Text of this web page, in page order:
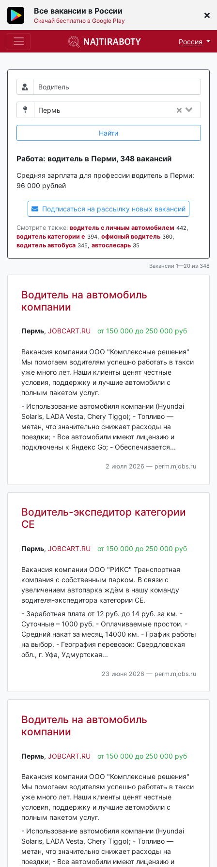
Все вакансии в России
Скачай бесплатно в Google Play
Россия
Пермь
Найти
Работа: водитель в Перми, 348 вакансий
Средняя зарплата для профессии водитель в Перми:
96 000 рублей
Подписаться на рассылку новых вакансий
Смотрите также: водитель с личным автомобилем 442,
водитель категории е 394, офисный водитель 360,
водитель автобуса 345, автослесарь 35
Вакансии 1—20 из 348
Водитель на автомобиль
компании
Пермь‎, JOBCART.RU от 150 000 до 250 000 руб
Вакансия компании ООО "Комплексные решения"
Мы помогаем водителям успешно работать в такси
уже много лет. Наши клиенты ценят честные
условия, поддержку и лучшие автомобили с
полным пакетом услуг.
- Использование автомобиля компании (Hyundai
Solaris, LADA Vesta, Chery Tiggo); - Топливо —
метан, что значительно снижает расходы на
поездки; - Все автомобили имеют лицензию и
подключены к Яндекс Go; - Обеспечивается...
2 июля 2026 — perm.mjobs.ru
Водитель-экспедитор категории
CE
Пермь‎, JOBCART.RU от 150 000 до 250 000 руб
Вакансия компании ООО "РИКС" Транспортная
компания с собственным парком. В связи с
увеличением автопарка ждём в нашу команду
водителя-экспедитора категории СЕ.
- Зарабoтнaя платa от 12 руб. до 14 pуб. за км. -
Сутoчныe – 1000 pуб. - Оплачиваемые простои. -
Средний накат за месяц 14000 км. - График работы
на выбор. - География перевозок: Свердловская
обл., г. Уфа, Удмуртская...
23 июня 2026 — perm.mjobs.ru
Водитель на автомобиль
компании
Пермь‎, JOBCART.RU от 150 000 до 250 000 руб
Вакансия компании ООО "Комплексные решения"
Мы помогаем водителям успешно работать в такси
уже много лет. Наши клиенты ценят честные
условия, поддержку и лучшие автомобили с
полным пакетом услуг.
- Использование автомобиля компании (Hyundai
Solaris, LADA Vesta, Chery Tiggo); - Топливо —
метан, что значительно снижает расходы на
поездки; - Все автомобили имеют лицензию и